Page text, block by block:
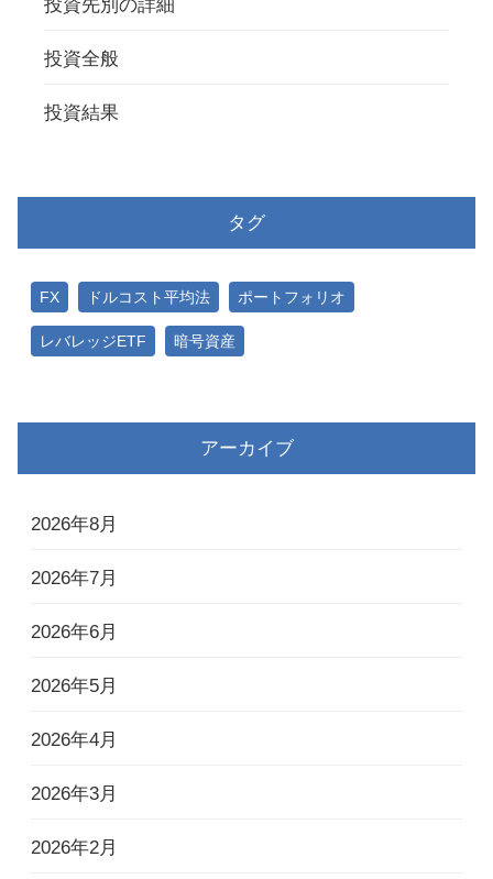
投資先別の詳細
投資全般
投資結果
タグ
FX ドルコスト平均法 ポートフォリオ
レバレッジETF 暗号資産
アーカイブ
2026年8月
2026年7月
2026年6月
2026年5月
2026年4月
2026年3月
2026年2月